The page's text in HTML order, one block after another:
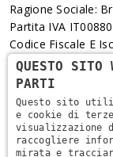
Ragione Sociale:
Partita IVA
Codice Fiscale E
REA 166179
Meccanogr. VR
Via L. Pasteur, 6 -
+39 045 829
QUESTO
PARTI
Questo sito
e cookie di
visualizzazione
raccogliere
mirata e